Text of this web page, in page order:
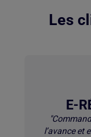
Les
E-
l’avance et